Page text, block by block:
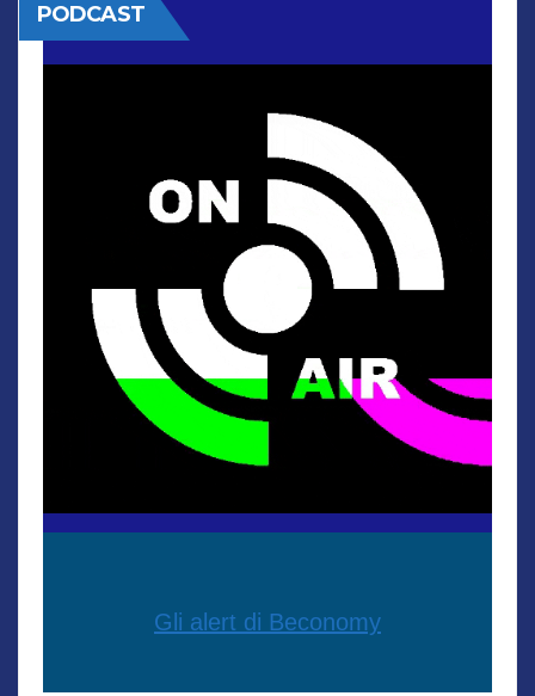
PODCAST
Gli alert di Beconomy